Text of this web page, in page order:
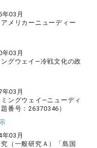
03月
メリカーニューディー
03月
グウェイ―冷戦文化の政
03月
ングウェイ―ニューディ
番号：26370346）
03月
（一般研究Ａ）「島国